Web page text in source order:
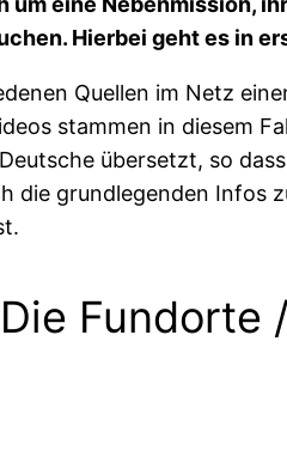
Hierbei geht es in
Quellen im Netz
stammen in diesem
übersetzt, so
die grundlegenden Infos
Fundorte